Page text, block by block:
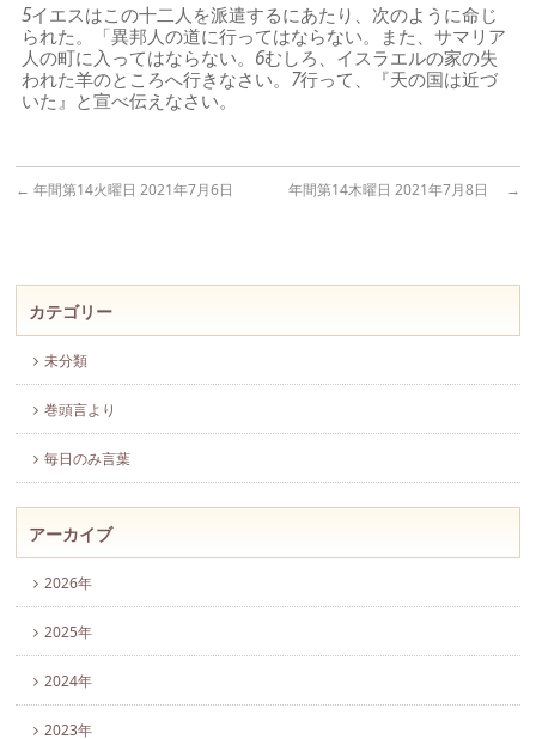
5イエスはこの十二人を派遣するにあたり、次のように命じ
られた。「異邦人の道に行ってはならない。また、サマリア
人の町に入ってはならない。 6むしろ、イスラエルの家の失
われた羊のところへ行きなさい。 7行って、『天の国は近づ
いた』と宣べ伝えなさい。
← 年間第14火曜日 2021年7月6日 年間第14木曜日 2021年7月8日 →
カテゴリー
未分類
巻頭言より
毎日のみ言葉
アーカイブ
2026年
2025年
2024年
2023年